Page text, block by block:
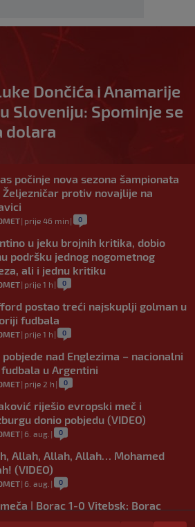
Dončića i Anamarije
Sloveniju: Spominje se
dolara
počinje nova sezona šampionata
Željezničar protiv novajlije na
| prije 46 min | 0
u jeku brojnih kritika, dobio
podršku jednog nogometnog
ali i jednu kritiku
| prije 1 h | 0
postao treći najskuplji golman u
fudbala
| prije 1 h | 0
pobjede nad Englezima – nacionalni
fudbala u Argentini
| prije 2 h | 0
riješio evropski meč i
donio pobjedu (VIDEO)
| 6. aug. | 0
Allah, Allah, Allah… Mohamed
(VIDEO)
| 6. aug. | 0
| Borac 1-0 Vitebsk: Borac
ali nije ni imao sreće